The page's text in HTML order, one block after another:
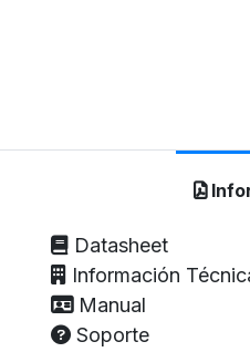
Datasheet
Información
Manual
Soporte